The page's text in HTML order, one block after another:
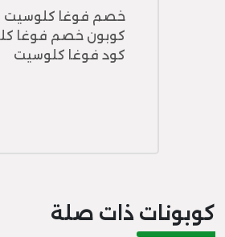
خصم فوغا كلوسيت
كوبون خصم فوغا
كود فوغا كلوسيت
كوبونات ذات صلة